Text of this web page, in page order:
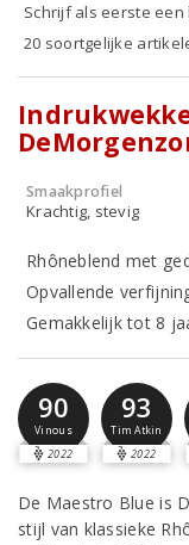
Schrijf als eerste
20 soortgelijke
Smaakprofiel
Krachtig, stevig
Rhôneblend met
Opvallende
Gemakkelijk tot 8
90
Vinous
2022
93
Tim Atkin
2022
De Maestro Blue is
stijl van klassieke